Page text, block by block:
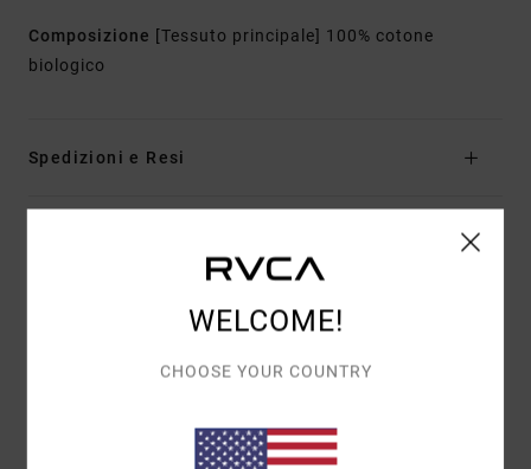
Composizione [Tessuto principale] 100% cotone
biologico
Spedizioni e Resi
Recensioni dei clienti
PUNTEGGIO MEDIO
5.0
WELCOME!
CHOOSE YOUR COUNTRY